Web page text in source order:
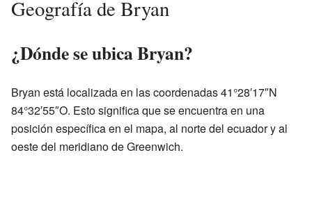
Geografía de Bryan
¿Dónde se ubica Bryan?
Bryan está localizada en las coordenadas 41°28′17″N
84°32′55″O. Esto significa que se encuentra en una
posición específica en el mapa, al norte del ecuador y al
oeste del meridiano de Greenwich.